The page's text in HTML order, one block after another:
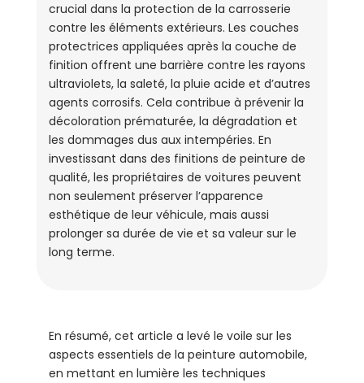
crucial dans la protection de la carrosserie
contre les éléments extérieurs. Les couches
protectrices appliquées après la couche de
finition offrent une barrière contre les rayons
ultraviolets, la saleté, la pluie acide et d’autres
agents corrosifs. Cela contribue à prévenir la
décoloration prématurée, la dégradation et
les dommages dus aux intempéries. En
investissant dans des finitions de peinture de
qualité, les propriétaires de voitures peuvent
non seulement préserver l’apparence
esthétique de leur véhicule, mais aussi
prolonger sa durée de vie et sa valeur sur le
long terme.
En résumé, cet article a levé le voile sur les
aspects essentiels de la peinture automobile,
en mettant en lumière les techniques